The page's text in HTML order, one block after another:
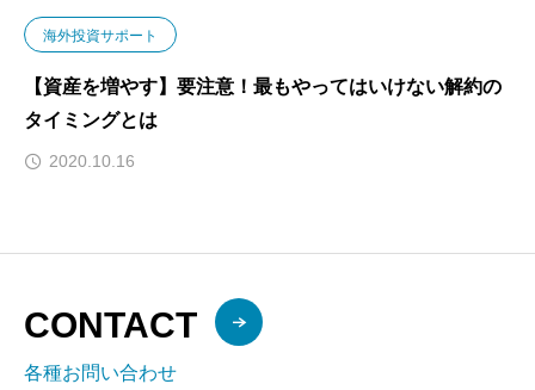
海外投資サポート
【資産を増やす】要注意！最もやってはいけない解約の
タイミングとは
2020.10.16
CONTACT
各種お問い合わせ